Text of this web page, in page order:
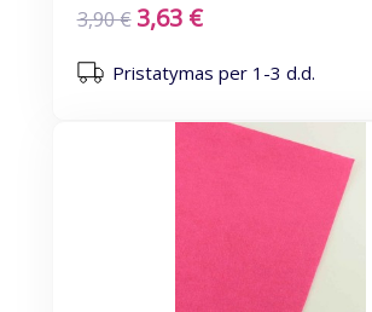
3,90 € 3,63 €
Pristatymas per 1-3 d.d.